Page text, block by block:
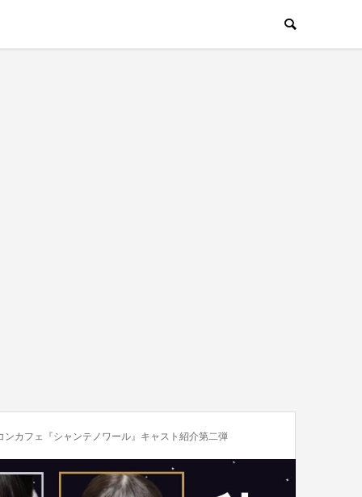
カフェ『シャンテノワール』キャスト紹介第二弾